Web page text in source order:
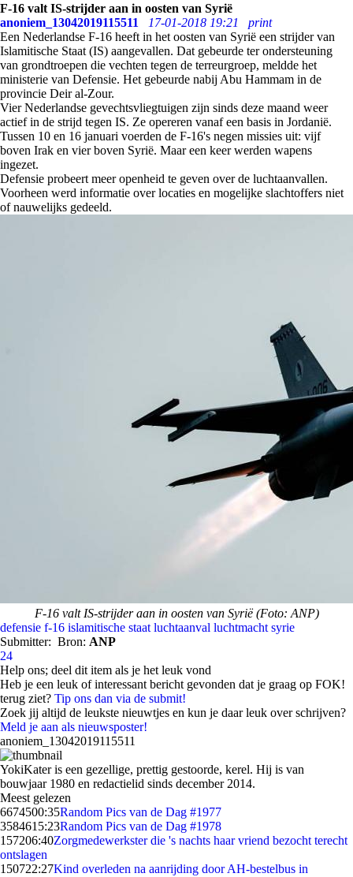
F-16 valt IS-strijder aan in oosten van Syrië
anoniem_13042019115511
17-01-2018 19:21
print
Een Nederlandse F-16 heeft in het oosten van Syrië een strijder van
Islamitische Staat (IS) aangevallen. Dat gebeurde ter ondersteuning
van grondtroepen die vechten tegen de terreurgroep, meldde het
ministerie van Defensie. Het gebeurde nabij Abu Hammam in de
provincie Deir al-Zour.
Vier Nederlandse gevechtsvliegtuigen zijn sinds deze maand weer
actief in de strijd tegen IS. Ze opereren vanaf een basis in Jordanië.
Tussen 10 en 16 januari voerden de F-16's negen missies uit: vijf
boven Irak en vier boven Syrië. Maar een keer werden wapens
ingezet.
Defensie probeert meer openheid te geven over de luchtaanvallen.
Voorheen werd informatie over locaties en mogelijke slachtoffers niet
of nauwelijks gedeeld.
F-16 valt IS-strijder aan in oosten van Syrië (Foto: ANP)
defensie f-16 islamitische staat luchtaanval luchtmacht syrie
Submitter: Bron: ANP
24
Help ons; deel dit item als je het leuk vond
Heb je een leuk of interessant bericht gevonden dat je graag op FOK!
terug ziet? Tip ons dan via de submit!
Zoek jij altijd de leukste nieuwtjes en kun je daar leuk over schrijven?
Meld je aan als nieuwsposter!
anoniem_13042019115511
YokiKater is een gezellige, prettig gestoorde, kerel. Hij is van
bouwjaar 1980 en redactielid sinds december 2014.
Meest gelezen
6674500:35Random Pics van de Dag #1977
3584615:23Random Pics van de Dag #1978
157206:40Zorgmedewerkster die 's nachts haar vriend bezocht terecht
ontslagen
150722:27Kind overleden na aanrijding door AH-bestelbus in